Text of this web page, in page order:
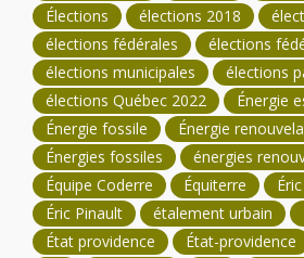
Élections
élections 2018
élections fédérales
élections
élections municipales
élections
élections Québec 2022
Énergie
Énergie fossile
Énergie
Énergies fossiles
énergies
Équipe Coderre
Équiterre
Éric Pinault
étalement urbain
État providence
État-providence